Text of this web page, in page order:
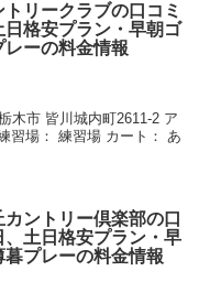
リークラブの口コミ
日格安プラン・早朝ゴ
レーの料金情報
木市 皆川城内町2611-2 ア
習場： 練習場 カート： あ
ントリー倶楽部の口
、土日格安プラン・早
暮プレーの料金情報